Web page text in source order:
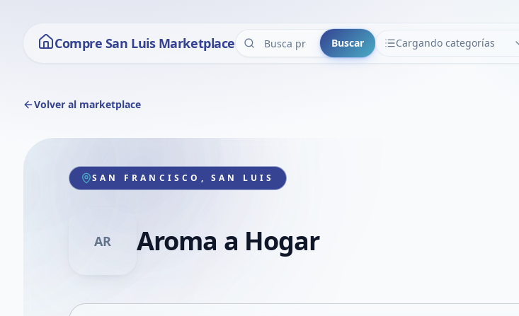
Compre San Luis Marketplace Buscar Cargando categorías
CATEGORÍAS
Volver al marketplace
SAN FRANCISCO, SAN LUIS
AR Aroma a Hogar